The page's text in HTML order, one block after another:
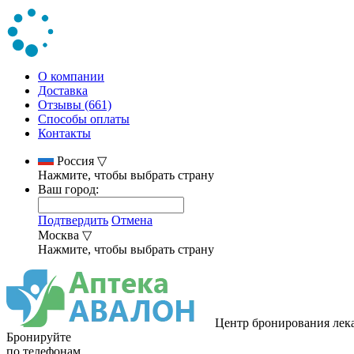
О компании
Доставка
Отзывы (661)
Способы оплаты
Контакты
Россия ▽
Нажмите, чтобы выбрать страну
Ваш город:
Подтвердить Отмена
Москва ▽
Нажмите, чтобы выбрать страну
Центр бронирования
Бронируйте
по телефонам